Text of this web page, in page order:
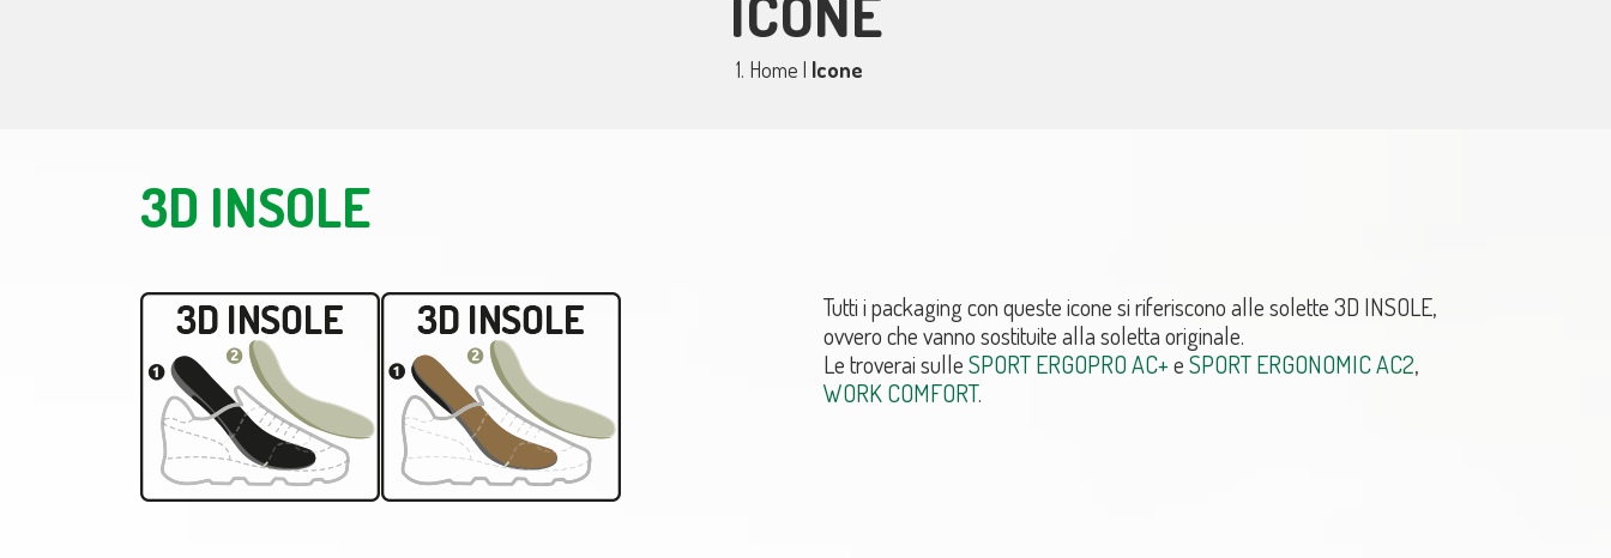
Home | Icone
3D INSOLE
Tutti i packaging con queste icone si riferiscono alle solette 3D INSOLE,
ovvero che vanno sostituite alla soletta originale.
Le troverai sulleSPORT ERGOPRO AC+eSPORT ERGONOMIC AC2,
WORK COMFORT.